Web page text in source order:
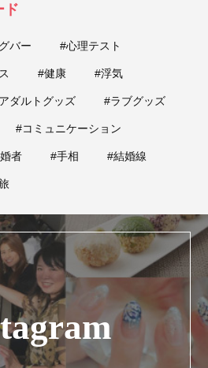
ド
バー #心理テスト
#健康 #浮気
ダルトグッズ #ラブグッズ
#コミュニケーション
者 #手相 #結婚線